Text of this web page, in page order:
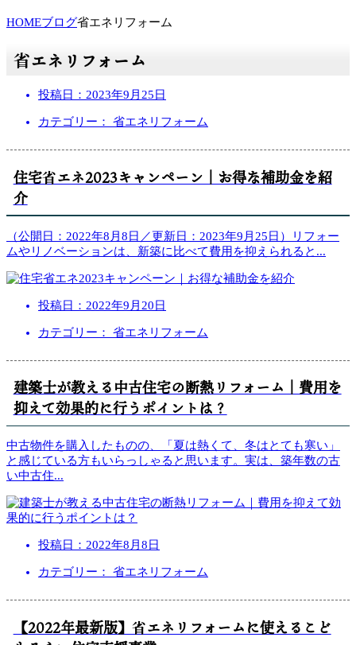
HOMEブログ省エネリフォーム
省エネリフォーム
投稿日： 2023年9月25日
カテゴリー： 省エネリフォーム
住宅省エネ2023キャンペーン｜お得な補助金を紹
介
（公開日：2022年8月8日／更新日：2023年9月25日）リフォー
ムやリノベーションは、新築に比べて費用を抑えられると ...
投稿日： 2022年9月20日
カテゴリー： 省エネリフォーム
建築士が教える中古住宅の断熱リフォーム｜費用を
抑えて効果的に行うポイントは？
中古物件を購入したものの、「夏は熱くて、冬はとても寒い」
と感じている方もいらっしゃると思います。実は、築年数の古
い中古住...
投稿日： 2022年8月8日
カテゴリー： 省エネリフォーム
【2022年最新版】省エネリフォームに使えるこど